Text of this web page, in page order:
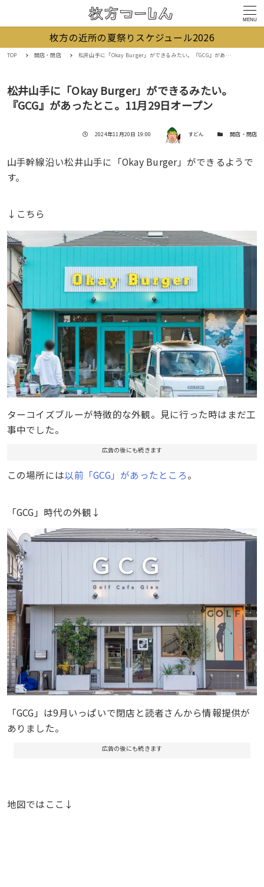
MENU
枚方の近所の夏祭りスケジュール2026
TOP 開店・閉店 松井山手に「Okay Burger」ができるみたい。『GCG』があったとこ。11月29日オープン
松井山手に「Okay Burger」ができるみたい。
『GCG』があったとこ。11月29日オープン
投稿日
2024年11月20日 19:00 著者 すどん カテゴリー開店・閉店
山手幹線沿い松井山手に「Okay Burger」ができるようで
す。
↓こちら
ターコイズブルーが特徴的な外観。見に行った時はまだ工
事中でした。
広告の後にも続きます
この場所には以前「GCG」があったところ。
「GCG」時代の外観↓
「GCG」は9月いっぱいで閉店と読者さんから情報提供が
ありました。
広告の後にも続きます
地図ではここ↓